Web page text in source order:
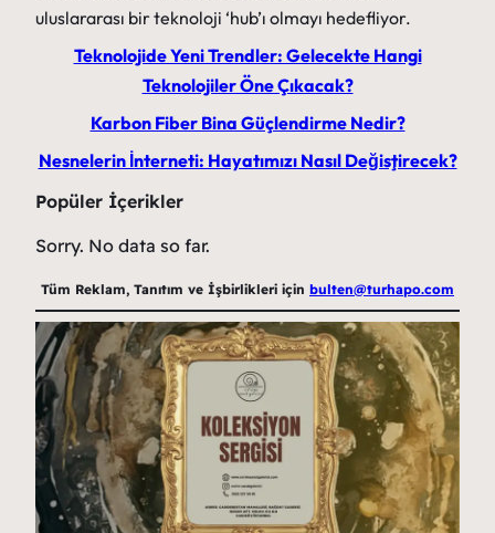
uluslararası bir teknoloji ‘hub’ı olmayı hedefliyor.
Teknolojide Yeni Trendler: Gelecekte Hangi
Teknolojiler Öne Çıkacak?
Karbon Fiber Bina Güçlendirme Nedir?
Nesnelerin İnterneti: Hayatımızı Nasıl Değiştirecek?
Popüler İçerikler
Sorry. No data so far.
Tüm Reklam, Tanıtım ve İşbirlikleri için bulten@turhapo.com